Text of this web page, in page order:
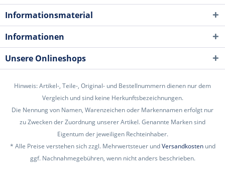
Informationsmaterial
Informationen
Unsere Onlineshops
Hinweis: Artikel-, Teile-, Original- und Bestellnummern dienen nur dem
Vergleich und sind keine Herkunftsbezeichnungen.
Die Nennung von Namen, Warenzeichen oder Markennamen erfolgt nur
zu Zwecken der Zuordnung unserer Artikel. Genannte Marken sind
Eigentum der jeweiligen Rechteinhaber.
* Alle Preise verstehen sich zzgl. Mehrwertsteuer undVersandkostenund
ggf. Nachnahmegebühren, wenn nicht anders beschrieben.